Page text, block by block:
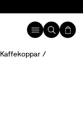
Kaffekoppar